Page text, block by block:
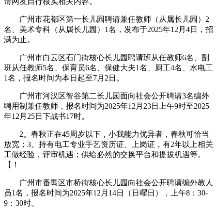
广州市花都区第一长儿园聘请兼任教师（从属长儿园）2
名、美术专科（从属长儿园）1名，发布于2025年12月4日，招
满为止。
广州市白云区石门街核心长儿园聘请班从任教师6名、副
班从任教师5名、保育员6名、保健大夫1名、厨工4名、水电工
1名，报名时间为本日起至7月2日。
广州市河汉区智谷第二长儿园面向社会公开聘请3名编外
聘用制兼任教师，报名时间为2025年12月23日上午9时至2025
年12月25日下战书17时。
2。春秋正在45周岁以下，小我能力优异者，春秋可恰当
放宽；3。持有电工专业手艺资历证、上岗证，有2年以上相关
工做经验，评审机遇；供给必然的交换平台和提拔机遇等。
【！
广州市番禺区市桥街核心长儿园向社会公开聘请编外教人
员1名，报名时间为2025年12月14日（日曜日），上午8：30-
9：30时。